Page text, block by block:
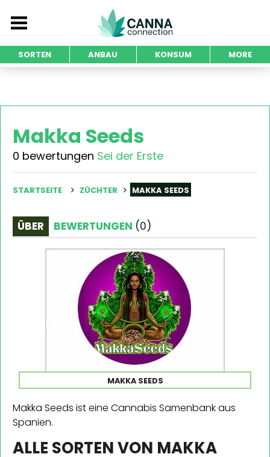
SORTEN ANBAU KONSUM MORE
Makka Seeds
0 bewertungen Sei der Erste
STARTSEITE ZÜCHTER MAKKA SEEDS
ÜBER BEWERTUNGEN (0)
MAKKA SEEDS
Makka Seeds ist eine Cannabis Samenbank aus
Spanien.
ALLE SORTEN VON MAKKA